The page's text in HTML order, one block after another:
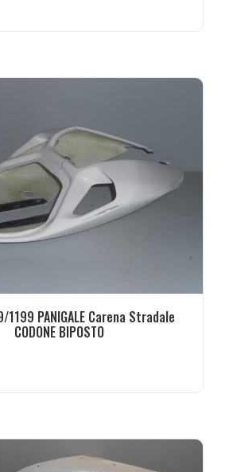
1199 PANIGALE Carena Stradale
CODONE BIPOSTO